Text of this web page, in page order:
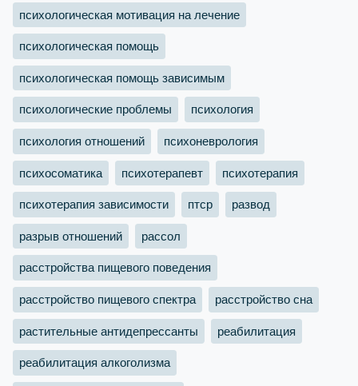
психологическая мотивация на лечение
психологическая помощь
психологическая помощь зависимым
психологические проблемы психология
психология отношений психоневрология
психосоматика психотерапевт психотерапия
психотерапия зависимости птср развод
разрыв отношений рассол
расстройства пищевого поведения
расстройство пищевого спектра расстройство сна
растительные антидепрессанты реабилитация
реабилитация алкоголизма